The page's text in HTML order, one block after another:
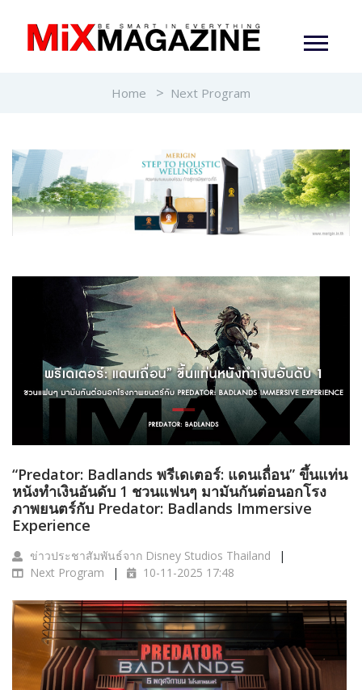
Home Next Program
“Predator: Badlands พรีเดเตอร์: แดนเถื่อน” ขึ้นแท่น
หนังทำเงินอันดับ 1 ชวนแฟนๆ มามันกันต่อนอกโรง
ภาพยนตร์กับ Predator: Badlands Immersive
Experience
ข่าวประชาสัมพันธ์จาก Disney Studios Thailand
Next Program
10-11-2025 17:48